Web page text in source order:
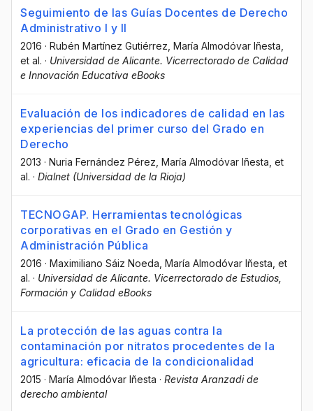
Seguimiento de las Guías Docentes de Derecho
Administrativo I y II
2016 · Rubén Martínez Gutiérrez , María Almodóvar Iñesta
et al. · Universidad de Alicante. Vicerrectorado de Calidad
e Innovación Educativa eBooks
Evaluación de los indicadores de calidad en las
experiencias del primer curso del Grado en
Derecho
2013 · Nuria Fernández Pérez , María Almodóvar Iñesta , et
al. · Dialnet (Universidad de la Rioja)
TECNOGAP. Herramientas tecnológicas
corporativas en el Grado en Gestión y
Administración Pública
2016 · Maximiliano Sáiz Noeda , María Almodóvar Iñesta , et
al. · Universidad de Alicante. Vicerrectorado de Estudios,
Formación y Calidad eBooks
La protección de las aguas contra la
contaminación por nitratos procedentes de la
agricultura: eficacia de la condicionalidad
2015 · María Almodóvar Iñesta · Revista Aranzadi de
derecho ambiental